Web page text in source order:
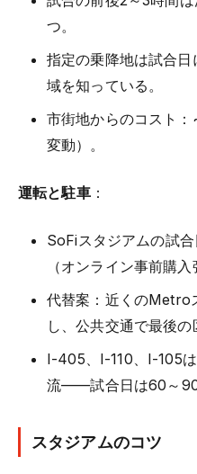
つ。
指定の乗降地は試合
域を知っている。
市街地からのコスト
変動）。
運転と駐車：
SoFiスタジアムの試
（オンライン事前購入
代替案：近くのMetro
し、公共交通で最後の
I-405、I-110、I-105
流——試合日は60～90
スタジアムのコツ